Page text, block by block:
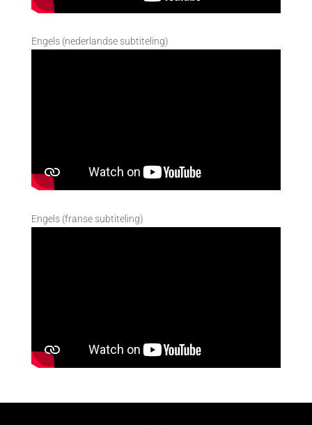
Engels (nederlandse subtiteling)
Engels (franse subtiteling)